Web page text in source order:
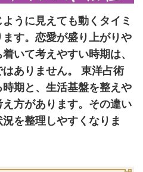
うに見えても動くタイミ
す。恋愛が盛り上がりや
いて考えやすい時期は、
ありません。 東洋占術
期と、生活基盤を整えや
方があります。その違い
を整理しやすくなりま